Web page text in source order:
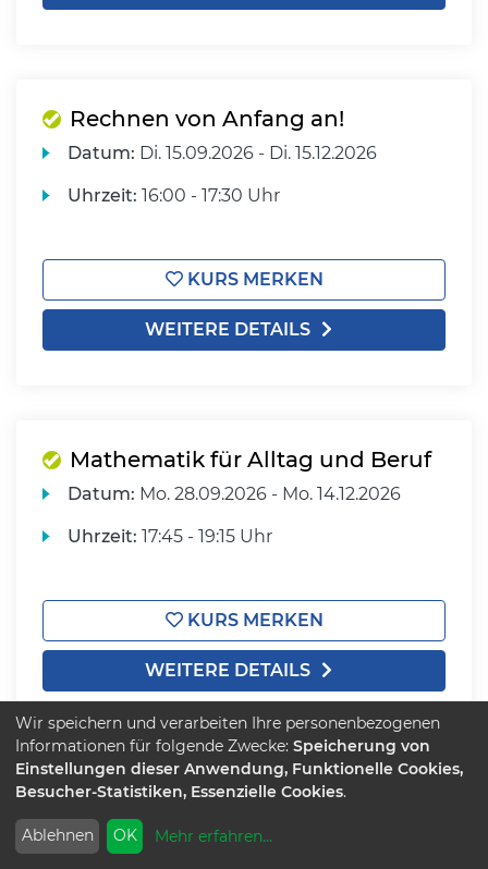
Rechnen von Anfang an!
Datum: Di. 15.09.2026 - Di. 15.12.2026
Uhrzeit: 16:00 - 17:30 Uhr
KURS MERKEN
WEITERE DETAILS
Mathematik für Alltag und Beruf
Datum: Mo. 28.09.2026 - Mo. 14.12.2026
Uhrzeit: 17:45 - 19:15 Uhr
KURS MERKEN
WEITERE DETAILS
1 2 3 4 5
Wir speichern und verarbeiten Ihre personenbezogenen
Informationen für folgende Zwecke: Speicherung von
Einstellungen dieser Anwendung, Funktionelle Cookies,
Besucher-Statistiken, Essenzielle Cookies.
Ablehnen OK Mehr erfahren...